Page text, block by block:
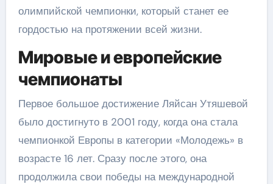
олимпийской чемпионки, который станет ее
гордостью на протяжении всей жизни.
Мировые и европейские
чемпионаты
Первое большое достижение Ляйсан Утяшевой
было достигнуто в 2001 году, когда она стала
чемпионкой Европы в категории «Молодежь» в
возрасте 16 лет. Сразу после этого, она
продолжила свои победы на международной